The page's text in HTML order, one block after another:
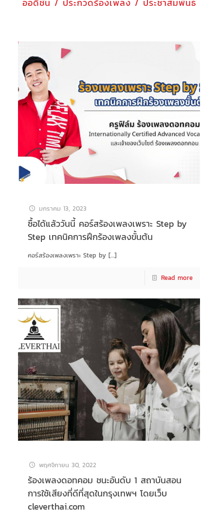
มกราคม 13, 2023
ซื้อได้แล้ววันนี้ คอร์สร้องเพลงเพราะ Step by
Step เทคนิคการฝึกร้องเพลงขั้นต้น
คอร์สร้องเพลงเพราะ Step by[…]
Read more
พฤศจิกายน 30, 2022
ร้องเพลงดอทคอม ชนะอันดับ 1 สถาบันสอน
การใช้เสียงที่ดีที่สุดในกรุงเทพฯ โดยเว็บ
cleverthai.com